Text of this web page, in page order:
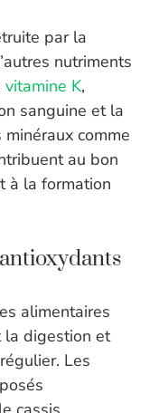
par la
nutriments
vitamine K,
sanguine et la
comme
au bon
à la formation
alimentaires
la digestion et
Les